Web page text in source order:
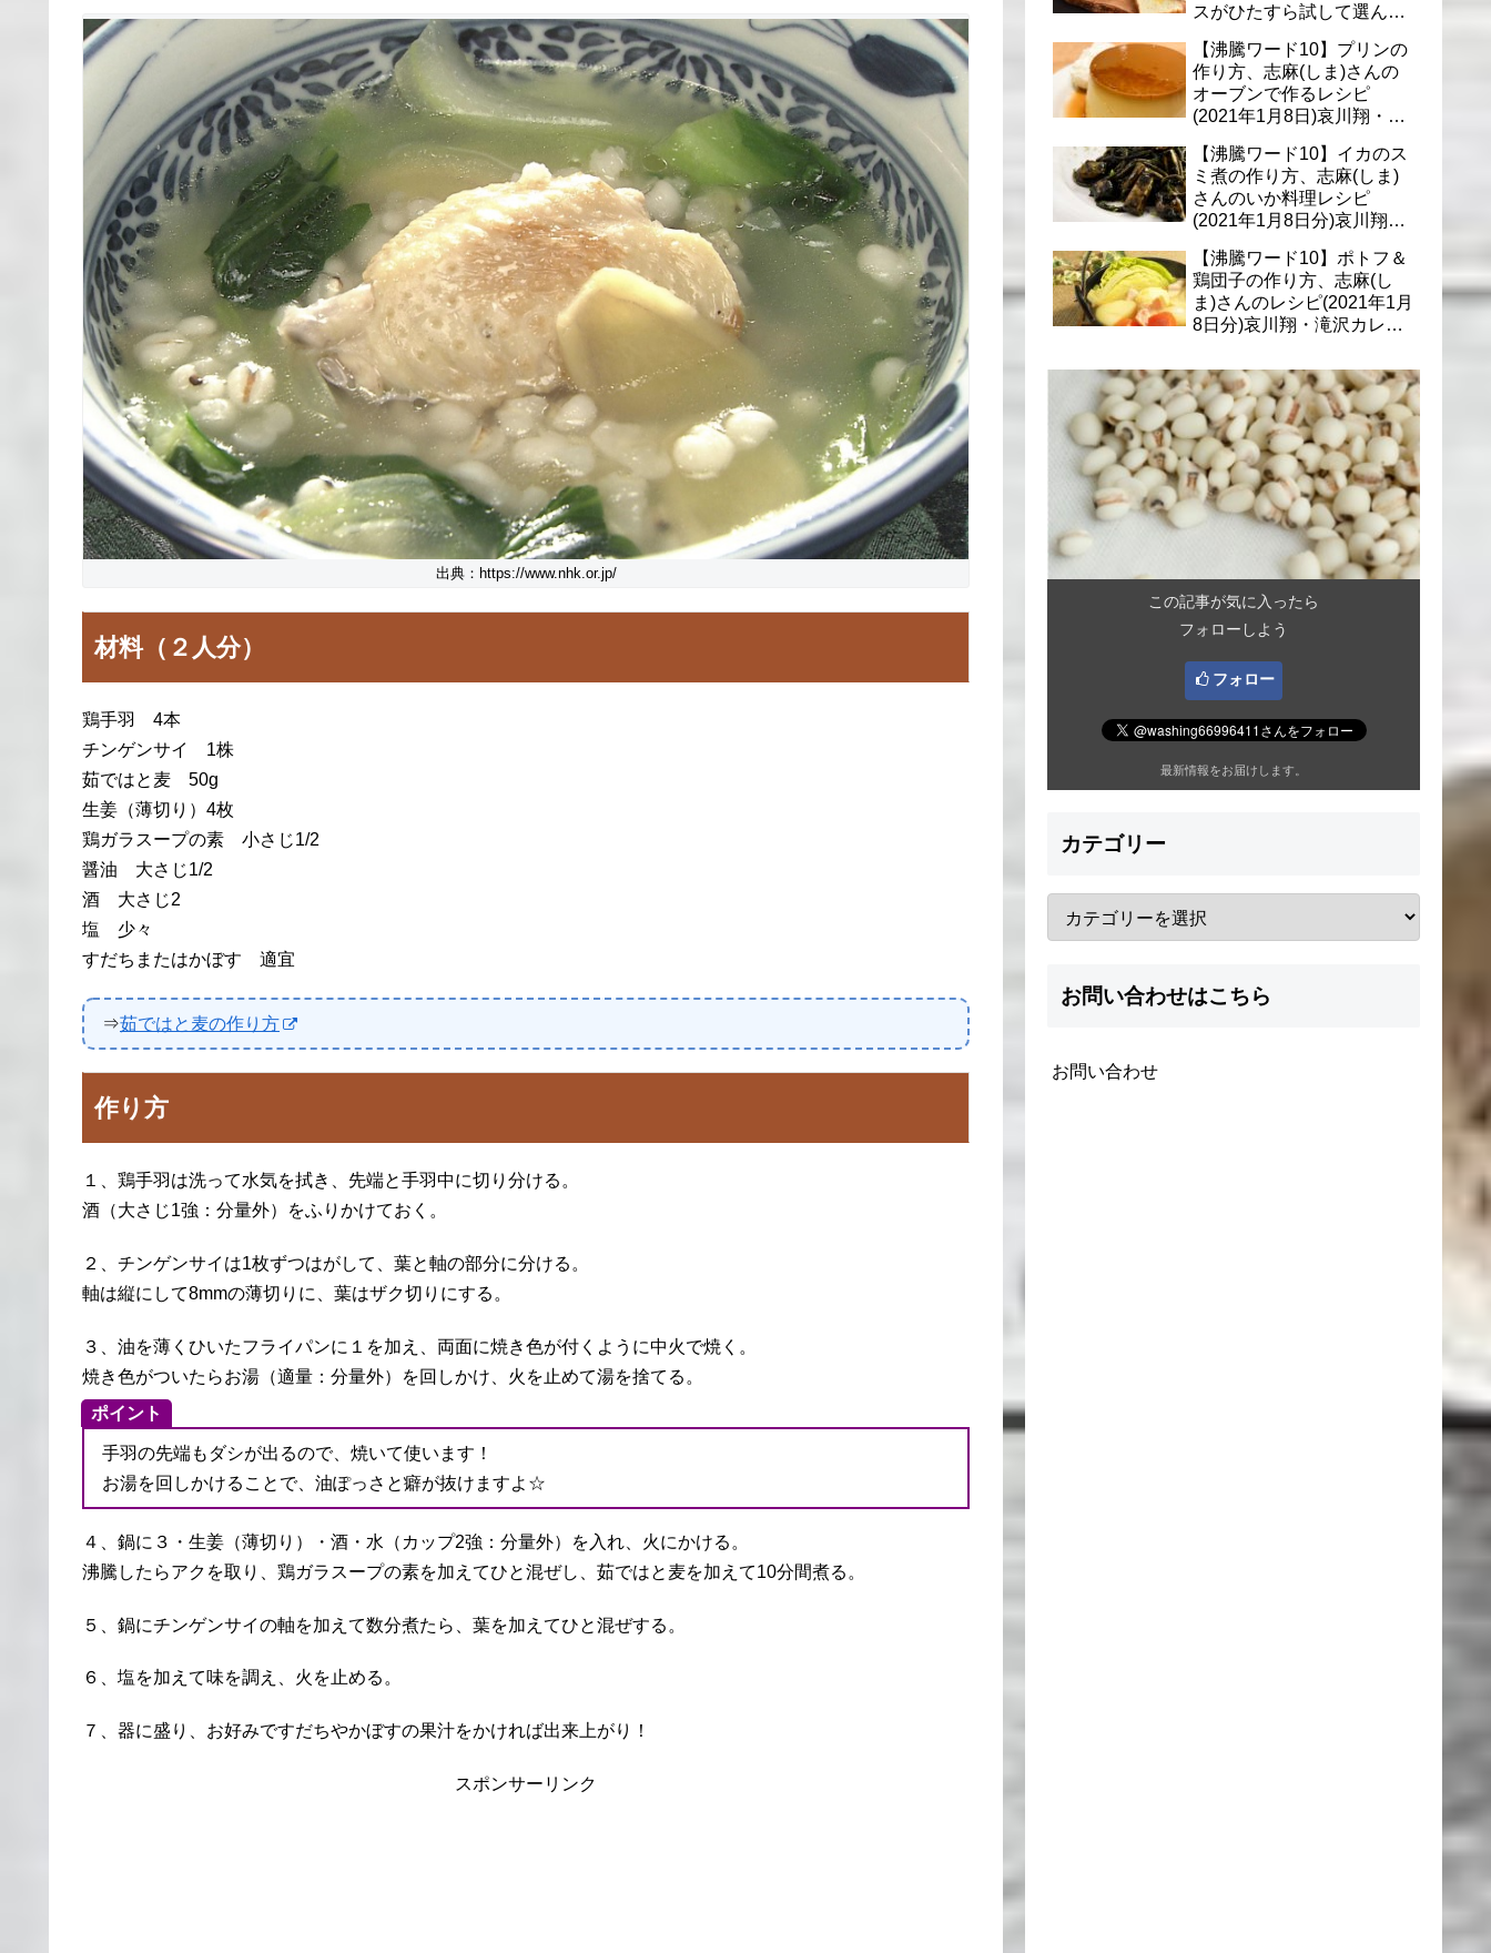
出典：https://www.nhk.or.jp/
材料（２人分）
鶏手羽 4本
チンゲンサイ 1株
茹ではと麦 50g
生姜（薄切り）4枚
鶏ガラスープの素 小さじ1/2
醤油 大さじ1/2
酒 大さじ2
塩 少々
すだちまたはかぼす 適宜
⇒茹ではと麦の作り方
作り方
１、鶏手羽は洗って水気を拭き、先端と手羽中に切り分ける。
酒（大さじ1強：分量外）をふりかけておく。
２、チンゲンサイは1枚ずつはがして、葉と軸の部分に分ける。
軸は縦にして8mmの薄切りに、葉はザク切りにする。
３、油を薄くひいたフライパンに１を加え、両面に焼き色が付くように中火で焼く。
焼き色がついたらお湯（適量：分量外）を回しかけ、火を止めて湯を捨てる。
ポイント
手羽の先端もダシが出るので、焼いて使います！
お湯を回しかけることで、油ぽっさと癖が抜けますよ☆
４、鍋に３・生姜（薄切り）・酒・水（カップ2強：分量外）を入れ、火にかける。
沸騰したらアクを取り、鶏ガラスープの素を加えてひと混ぜし、茹ではと麦を加えて10分間煮る。
５、鍋にチンゲンサイの軸を加えて数分煮たら、葉を加えてひと混ぜする。
６、塩を加えて味を調え、火を止める。
７、器に盛り、お好みですだちやかぼすの果汁をかければ出来上がり！
スポンサーリンク
スがひたすら試して選んだ
【沸騰ワード10】プリンの
作り方、志麻(しま)さんの
オーブンで作るレシピ
(2021年1月8日)哀川翔・滝
理
【沸騰ワード10】イカのス
ミ煮の作り方、志麻(しま)
さんのいか料理レシピ
(2021年1月8日分)哀川翔・
【沸騰ワード10】ポトフ＆
鶏団子の作り方、志麻(し
ま)さんのレシピ(2021年1月
8日分)哀川翔・滝沢カレ
この記事が気に入ったら
フォローしよう
フォロー
最新情報をお届けします。
カテゴリー
お問い合わせはこちら
お問い合わせ